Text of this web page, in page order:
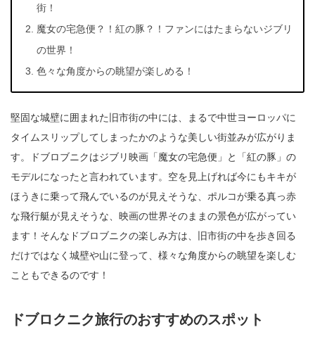
街！
魔女の宅急便？！紅の豚？！ファンにはたまらないジブリ
の世界！
色々な角度からの眺望が楽しめる！
堅固な城壁に囲まれた旧市街の中には、まるで中世ヨーロッパに
タイムスリップしてしまったかのような美しい街並みが広がりま
す。ドブロブニクはジブリ映画「魔女の宅急便」と「紅の豚」の
モデルになったと言われています。空を見上げれば今にもキキが
ほうきに乗って飛んでいるのが見えそうな、ポルコが乗る真っ赤
な飛行艇が見えそうな、映画の世界そのままの景色が広がってい
ます！そんなドブロブニクの楽しみ方は、旧市街の中を歩き回る
だけではなく城壁や山に登って、様々な角度からの眺望を楽しむ
こともできるのです！
ドブロクニク旅行のおすすめのスポット